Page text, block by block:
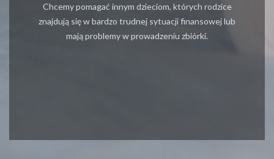
Chcemy pomagać innym dzieciom, których rodzice
znajdują się w bardzo trudnej sytuacji finansowej lub
mają problemy w prowadzeniu zbiórki.